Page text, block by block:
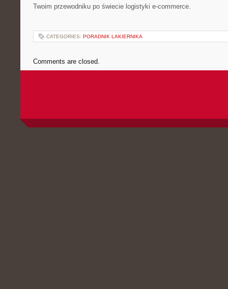
Twoim przewodniku po świecie logistyki e-commerce.
CATEGORIES: PORADNIK LAKIERNIKA
Comments are closed.